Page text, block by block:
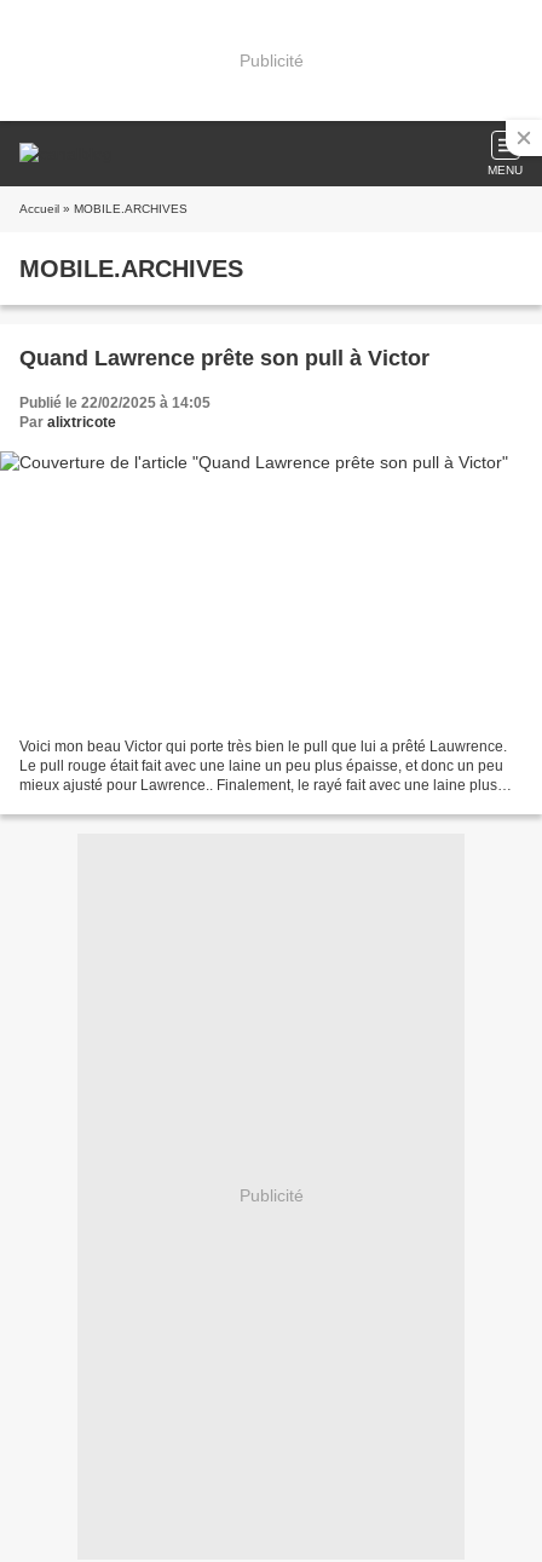
Publicité
MENU
Accueil » MOBILE.ARCHIVES
MOBILE.ARCHIVES
Quand Lawrence prête son pull à Victor
Publié le 22/02/2025 à 14:05
Par alixtricote
Voici mon beau Victor qui porte très bien le pull que lui a prêté Lauwrence.
Le pull rouge était fait avec une laine un peu plus épaisse, et donc un peu
mieux ajusté pour Lawrence.. Finalement, le rayé fait avec une laine plus
Publicité